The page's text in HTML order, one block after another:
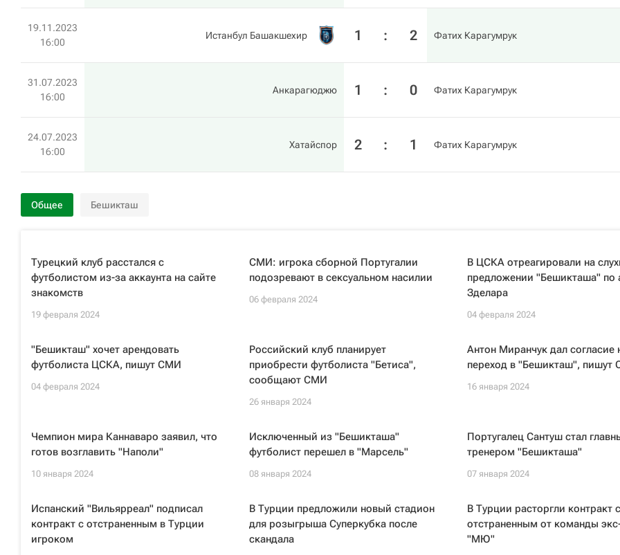
19.11.2023
16:00
Истанбул Башакшехир 1 : 2 Фатих Карагумрук
31.07.2023
16:00
Анкарагюджю 1 : 0 Фатих Карагумрук
24.07.2023
16:00
Хатайспор 2 : 1 Фатих Карагумрук
Общее Бешикташ
Турецкий клуб расстался с
футболистом из-за аккаунта на сайте
знакомств
19 февраля 2024
СМИ: игрока сборной Португалии
подозревают в сексуальном насилии
06 февраля 2024
В ЦСКА отреагировали на
предложении "Бешикташа" по
Зделара
04 февраля 2024
"Бешикташ" хочет арендовать
футболиста ЦСКА, пишут СМИ
04 февраля 2024
Российский клуб планирует
приобрести футболиста "Бетиса",
сообщают СМИ
26 января 2024
Антон Миранчук дал согласие
переход в "Бешикташ", пишут
16 января 2024
Чемпион мира Каннаваро заявил, что
готов возглавить "Наполи"
10 января 2024
Исключенный из "Бешикташа"
футболист перешел в "Марсель"
08 января 2024
Португалец Сантуш стал
тренером "Бешикташа"
07 января 2024
Испанский "Вильярреал" подписал
контракт с отстраненным в Турции
игроком
В Турции предложили новый стадион
для розыгрыша Суперкубка после
скандала
В Турции расторгли контракт с
отстраненным от команды
"МЮ"